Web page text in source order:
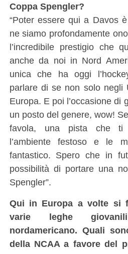
Coppa Spengler?
“Poter essere qui a Davos
ne siamo profondamente
l’incredibile prestigio che
anche da noi in Nord
unica che ha oggi
parlare di se non solo negli
Europa. E poi l’occasione di
un posto del genere, wow!
favola, una pista che ti
l’ambiente festoso e le
fantastico. Spero che in
possibilità di portare una
Spengler”.
Qui in Europa a volte si
varie leghe
nordamericano. Quali
della NCAA a favore del